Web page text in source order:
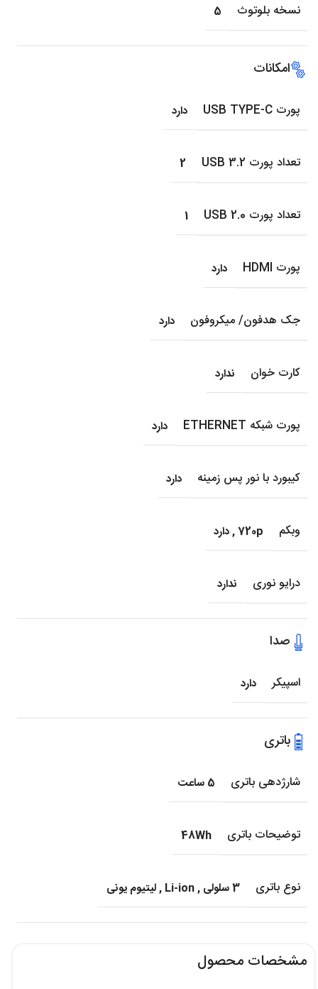
نسخه بلوتوث 5
امکانات
پورت USB TYPE-C دارد
تعداد پورت USB 3.2 2
تعداد پورت USB 2.0 1
پورت HDMI دارد
جک هدفون/ میکروفون دارد
کارت خوان ندارد
پورت شبکه ETHERNET دارد
کیبورد با نور پس زمینه دارد
وبکم 720p
,دارد
درایو نوری ندارد
صدا
اسپیکر دارد
باتری
شارژدهی باتری 5 ساعت
توضیحات باتری 48Wh
نوع باتری 3 سلولی ,
Li-ion
,لیتیوم یونی
مشخصات محصول